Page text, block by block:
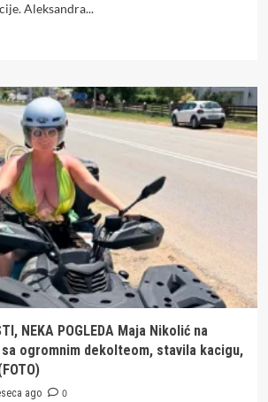
Aleksandra...
NEKA POGLEDA Maja Nikolić na
sa ogromnim dekolteom, stavila kacigu,
ago
0